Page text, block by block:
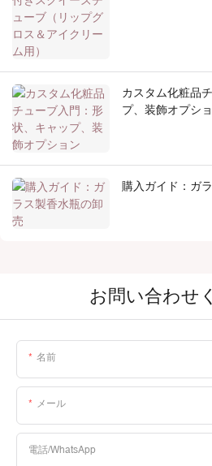
カスタム化粧品
プ、装飾オプシ
購入ガイド：ガ
お問い合わせ
名前
メール
電話/WhatsApp